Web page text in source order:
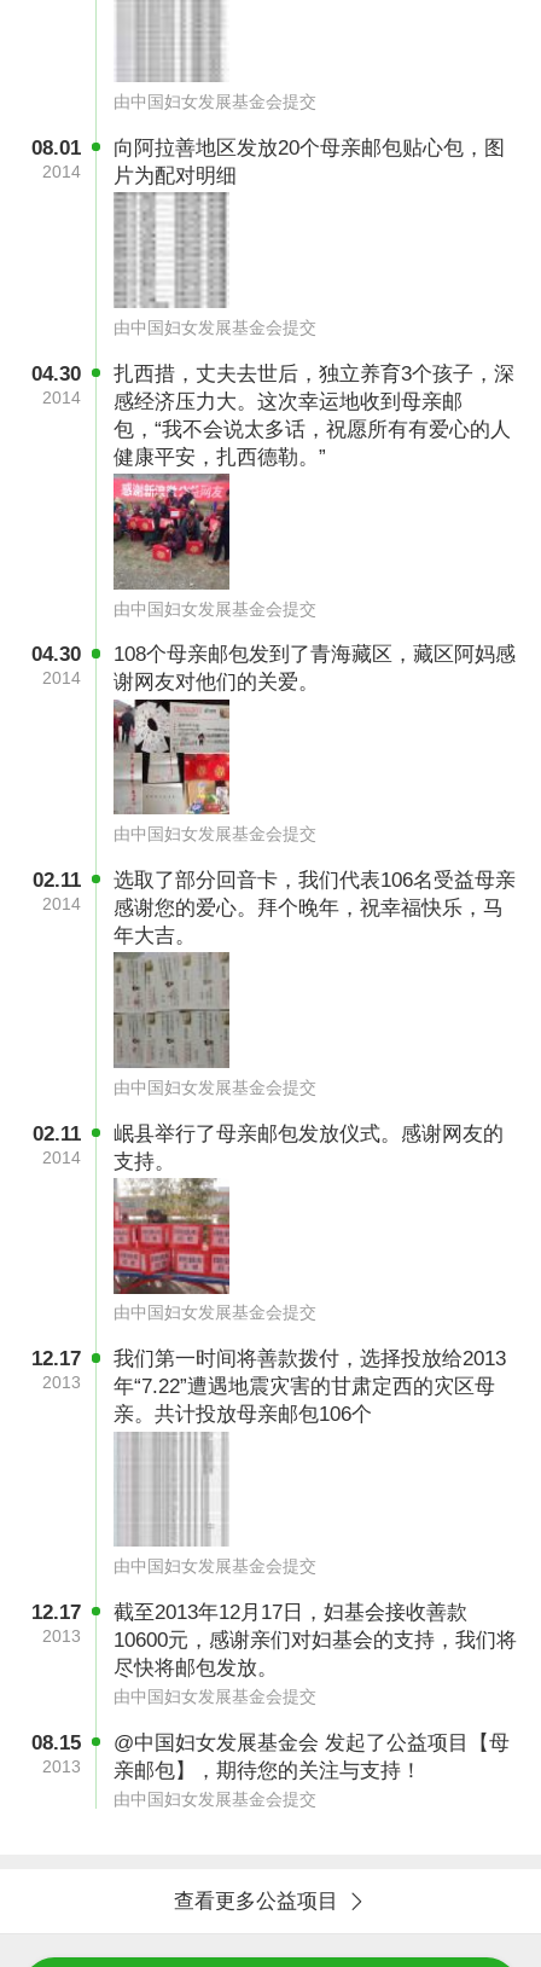
由中国妇女发展基金会提交
08.01
2014
向阿拉善地区发放20个母亲邮包贴心包，图
片为配对明细
由中国妇女发展基金会提交
04.30
2014
扎西措，丈夫去世后，独立养育3个孩子，深
感经济压力大。这次幸运地收到母亲邮
包，“我不会说太多话，祝愿所有有爱心的人
健康平安，扎西德勒。”
由中国妇女发展基金会提交
04.30
2014
108个母亲邮包发到了青海藏区，藏区阿妈感
谢网友对他们的关爱。
由中国妇女发展基金会提交
02.11
2014
选取了部分回音卡，我们代表106名受益母亲
感谢您的爱心。拜个晚年，祝幸福快乐，马
年大吉。
由中国妇女发展基金会提交
02.11
2014
岷县举行了母亲邮包发放仪式。感谢网友的
支持。
由中国妇女发展基金会提交
12.17
2013
我们第一时间将善款拨付，选择投放给2013
年“7.22”遭遇地震灾害的甘肃定西的灾区母
亲。共计投放母亲邮包106个
由中国妇女发展基金会提交
12.17
2013
截至2013年12月17日，妇基会接收善款
10600元，感谢亲们对妇基会的支持，我们将
尽快将邮包发放。
由中国妇女发展基金会提交
08.15
2013
@中国妇女发展基金会 发起了公益项目【母
亲邮包】，期待您的关注与支持！
由中国妇女发展基金会提交
查看更多公益项目